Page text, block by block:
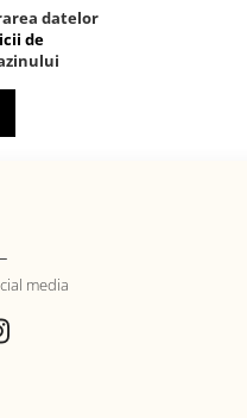
datelor
de
media